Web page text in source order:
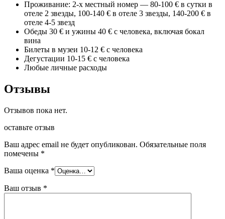
Проживание: 2-х местный номер — 80-100 € в сутки в
отеле 2 звезды, 100-140 € в отеле 3 звезды, 140-200 € в
отеле 4-5 звезд
Обеды 30 € и ужины 40 € с человека, включая бокал
вина
Билеты в музеи 10-12 € с человека
Дегустации 10-15 € с человека
Любые личные расходы
Отзывы
Отзывов пока нет.
оставьте отзыв
Ваш адрес email не будет опубликован. Обязательные поля
помечены *
Ваша оценка *
Ваш отзыв *